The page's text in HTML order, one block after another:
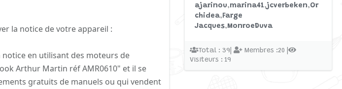
la notice de votre appareil :
notice en utilisant des moteurs de
Arthur Martin réf AMR0610" et il se
gratuits de manuels ou qui vendent
ajarinou marina41 jcverbeken Or
chidea Farge
Jacques MonroeDuva
Total : 39|
Membres :20 |
Visiteurs : 19